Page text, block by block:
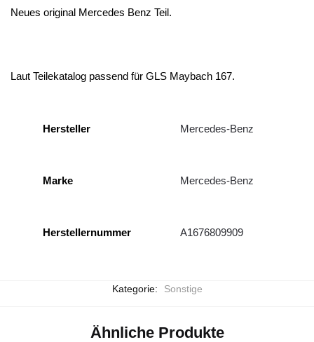
Neues original Mercedes Benz Teil.
Laut Teilekatalog passend für GLS Maybach 167.
Hersteller Mercedes-Benz
Marke Mercedes-Benz
Herstellernummer A1676809909
Kategorie: Sonstige
Ähnliche Produkte